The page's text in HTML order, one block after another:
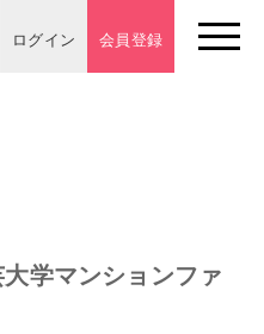
ログイン 会員登録
学マンションファ